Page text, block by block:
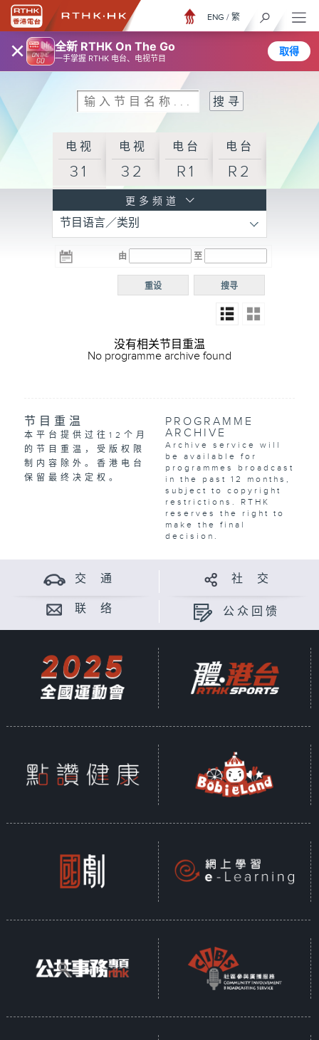
× 全新 RTHK On The Go
一手掌握 RTHK 电台、电视节目
取得
ENG / 繁
电视
31
电视
32
电台
R1
电台
R2
R3
电台 电台
R5
电台
普通
更多频道
节目语言／类别
由 至
搜寻
重设
没有相关节目重温
No programme archive found
节目重温
本平台提供过往12个月
的节目重温，受版权限
制内容除外。香港电台
保留最终决定权。
PROGRAMME
ARCHIVE
Archive service will
be available for
programmes broadcast
in the past 12 months,
subject to copyright
restrictions. RTHK
reserves the right to
make the final
decision.
交 通 社 交
联 络 公众回馈